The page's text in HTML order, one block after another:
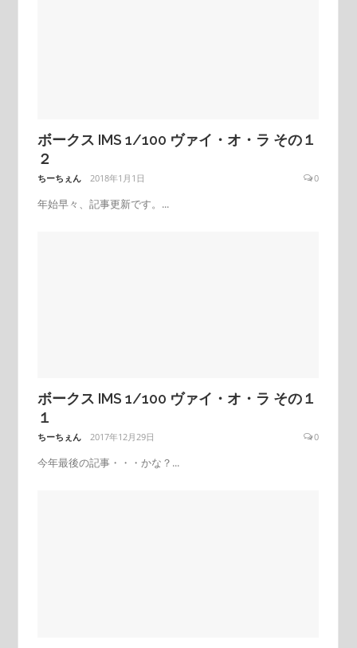
ボークス IMS 1/100 ヴァイ・オ・ラ その１
２
ちーちぇん 2018年1月1日 0
年始早々、記事更新です。...
ボークス IMS 1/100 ヴァイ・オ・ラ その１
１
ちーちぇん 2017年12月29日 0
今年最後の記事・・・かな？...